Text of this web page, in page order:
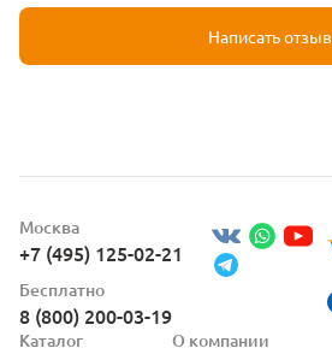
Написать отзыв
Москва
+7 (495) 125-02-21
Бесплатно
8 (800) 200-03-19
Каталог О компании